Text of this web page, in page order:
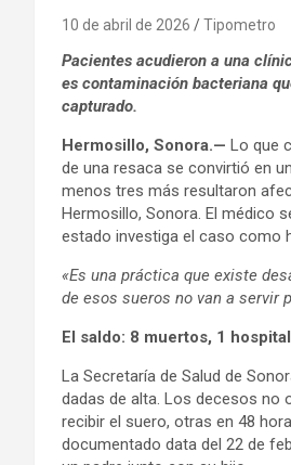
10 de abril de 2026 Tipometro
Pacientes acudieron a una
es contaminación bacteriana
capturado.
Hermosillo, Sonora.— Lo que
de una resaca se convirtió en
menos tres más resultaron
Hermosillo, Sonora. El médico
estado investiga el caso como
«Es una práctica que existe
de esos sueros no van a servir
El saldo: 8 muertos, 1
La Secretaría de Salud de
dadas de alta. Los decesos no
recibir el suero, otras en 48
documentado data del 22 de